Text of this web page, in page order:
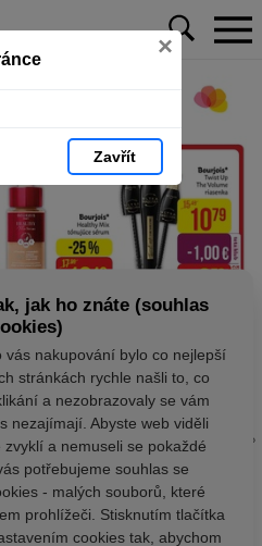
×
Zavřít
jak ho znáte (souhlas
nakupování bylo co nejlepší
stránkách rychle našli to, co
a nezobrazovaly se vám
nezajímají. Abyste web viděli
a nemuseli se pokaždé
potřebujeme souhlas se
- malých souborů, které
prohlížeči. Stisknutím tlačítka
cookies tak, abychom